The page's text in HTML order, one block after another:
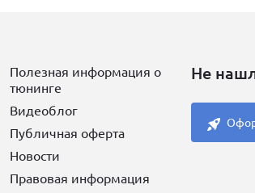
Полезная информация о
тюнинге
Видеоблог
Публичная оферта
Новости
Правовая информация
Не